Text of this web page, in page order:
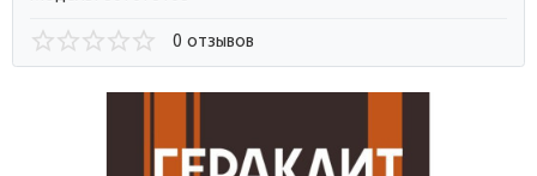
0 отзывов